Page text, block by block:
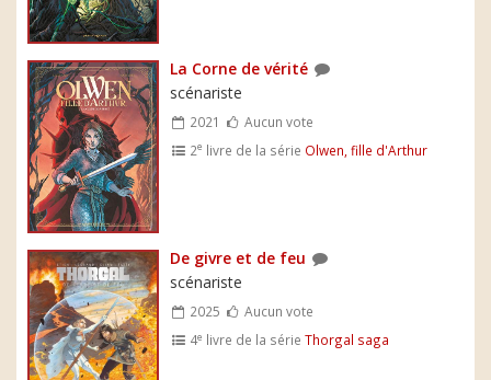
La Corne de vérité
scénariste
2021
Aucun vote
2e livre de la série Olwen, fille d'Arthur
De givre et de feu
scénariste
2025
Aucun vote
4e livre de la sérieThorgal saga